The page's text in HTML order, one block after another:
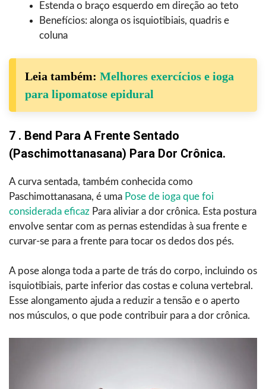
Estenda o braço esquerdo em direção ao teto
Benefícios: alonga os isquiotibiais, quadris e
coluna
Leia também: Melhores exercícios e ioga
para lipomatose epidural
7 . Bend Para A Frente Sentado
(Paschimottanasana) Para Dor Crônica.
A curva sentada, também conhecida como
Paschimottanasana, é uma Pose de ioga que foi
considerada eficaz Para aliviar a dor crônica. Esta postura
envolve sentar com as pernas estendidas à sua frente e
curvar-se para a frente para tocar os dedos dos pés.
A pose alonga toda a parte de trás do corpo, incluindo os
isquiotibiais, parte inferior das costas e coluna vertebral.
Esse alongamento ajuda a reduzir a tensão e o aperto
nos músculos, o que pode contribuir para a dor crônica.